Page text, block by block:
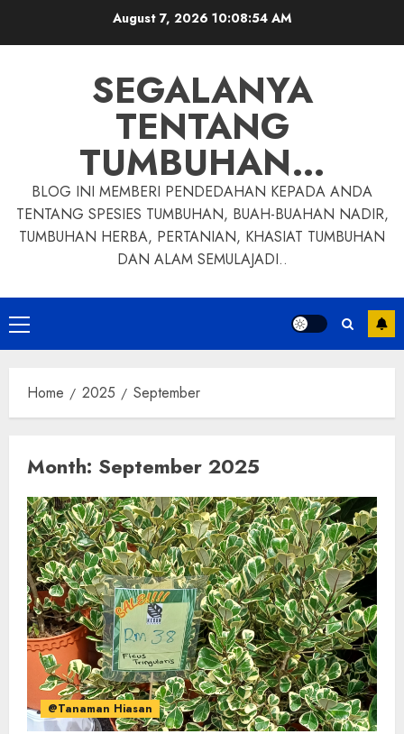
August 7, 2026 10:08:56 AM
SEGALANYA
TENTANG
TUMBUHAN…
BLOG INI MEMBERI PENDEDAHAN KEPADA ANDA
TENTANG SPESIES TUMBUHAN, BUAH-BUAHAN NADIR,
TUMBUHAN HERBA, PERTANIAN, KHASIAT TUMBUHAN
DAN ALAM SEMULAJADI..
Primary
Menu
Home 2025 September
Month: September 2025
@Tanaman Hiasan